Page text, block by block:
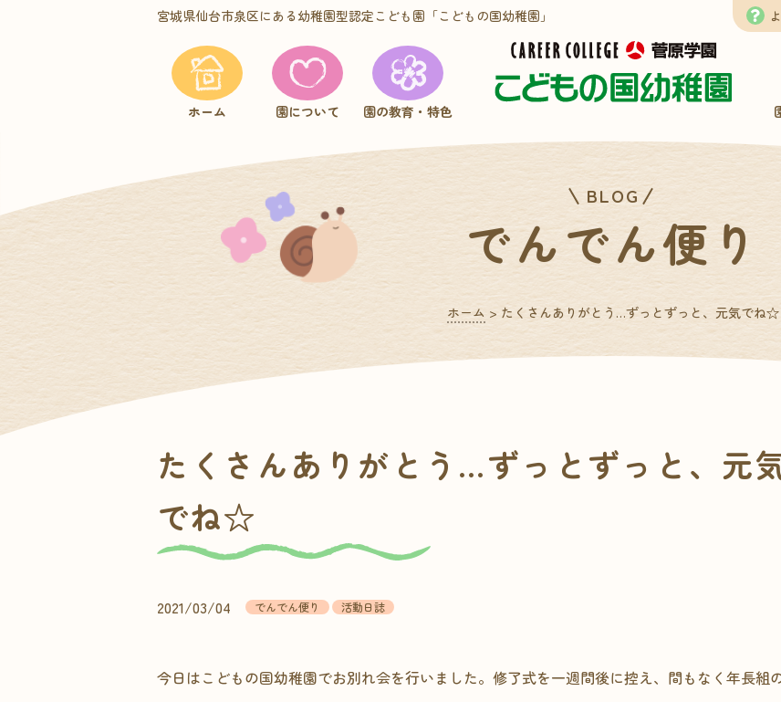
宮城県仙台市泉区にある幼稚園型認定こども園 「こどもの国幼稚園」
ホーム 園について 園の教育・特色
BLOG
でんでん便り
ホーム > たくさんありがとう…ずっとずっと、元気でね☆
たくさんありがとう…ずっとずっと、元
でね☆
2021/03/04 でんでん便り 活動日誌
今日はこどもの国幼稚園でお別れ会を行いました。修了式を一週間後に控え、間もなく年長組